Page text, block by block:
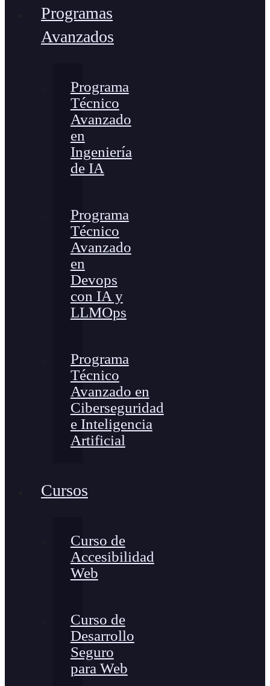
Programas
Avanzados
Programa
Técnico
Avanzado
en
Ingeniería
de IA
Programa
Técnico
Avanzado
en
Devops
con IA y
LLMOps
Programa
Técnico
Avanzado en
Ciberseguridad
e Inteligencia
Artificial
Cursos
Curso de
Accesibilidad
Web
Curso de
Desarrollo
Seguro
para Web